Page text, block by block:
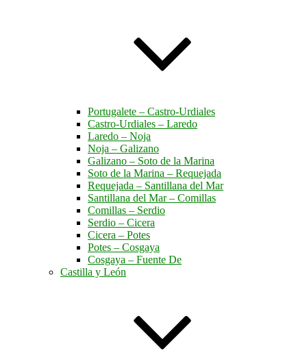
Portugalete – Castro-Urdiales
Castro-Urdiales – Laredo
Laredo – Noja
Noja – Galizano
Galizano – Soto de la Marina
Soto de la Marina – Requejada
Requejada – Santillana del Mar
Santillana del Mar – Comillas
Comillas – Serdio
Serdio – Cicera
Cicera – Potes
Potes – Cosgaya
Cosgaya – Fuente De
Castilla y León